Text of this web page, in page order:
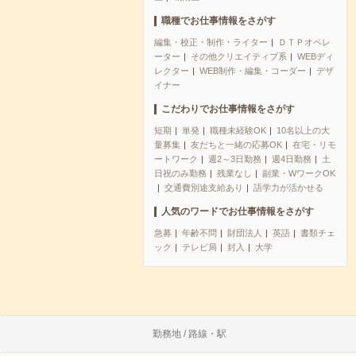
職種でお仕事情報をさがす
編集・校正・制作・ライター
ＤＴＰオペレ
ーター
その他クリエイティブ系
WEBディ
レクター
WEB制作・編集・コーダー
デザ
イナー
こだわりでお仕事情報をさがす
短期 単発 職種未経験OK
10名以上の大
量募集
友だちと一緒の応募OK
在宅・リモ
ートワーク
週2～3日勤務 週4日勤務
土
日祝のみ勤務
残業なし
副業・WワークOK
交通費別途支給あり
語学力が活かせる
人気のワードでお仕事情報をさがす
急募 年齢不問 財団法人 英語
書類チェ
ック
テレビ局 封入 大学
勤務地 / 路線・駅